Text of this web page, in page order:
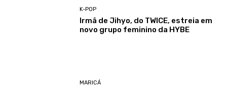
K-POP
Irmã de Jihyo, do TWICE, estreia em
novo grupo feminino da HYBE
MARICÁ